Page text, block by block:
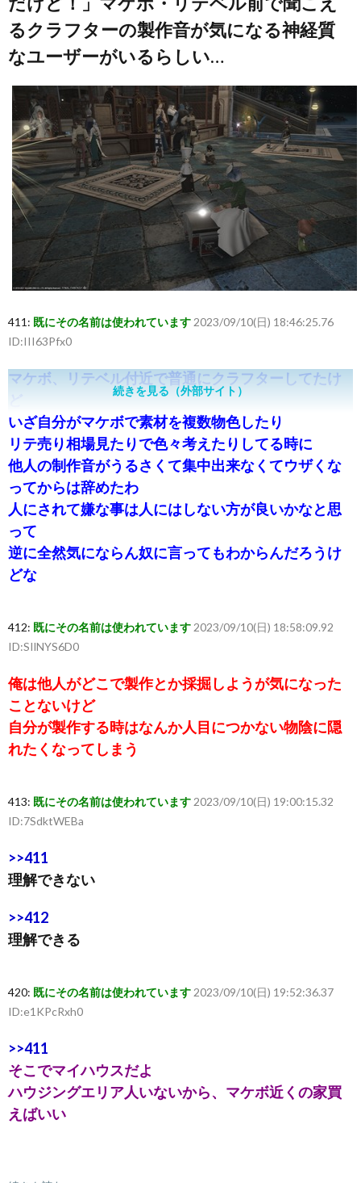
るクラフターの製作音が気になる神経質
なユーザーがいるらしい…
411: 既にその名前は使われています 2023/09/10(日) 18:46:25.76
ID:III63Pfx0
マケボ、リテベル付近で普通にクラフターしてたけ
ど
いざ自分がマケボで素材を複数物色したり
リテ売り相場見たりで色々考えたりしてる時に
他人の制作音がうるさくて集中出来なくてウザくな
ってからは辞めたわ
人にされて嫌な事は人にはしない方が良いかなと思
って
逆に全然気にならん奴に言ってもわからんだろうけ
どな
412: 既にその名前は使われています 2023/09/10(日) 18:58:09.92
ID:SIlNYS6D0
俺は他人がどこで製作とか採掘しようが気になった
ことないけど
自分が製作する時はなんか人目につかない物陰に隠
れたくなってしまう
413: 既にその名前は使われています 2023/09/10(日) 19:00:15.32
ID:7SdktWEBa
>>411
理解できない
>>412
理解できる
420: 既にその名前は使われています 2023/09/10(日) 19:52:36.37
ID:e1KPcRxh0
>>411
そこでマイハウスだよ
ハウジングエリア人いないから、マケボ近くの家買
えばいい
続きを見る（外部サイト）